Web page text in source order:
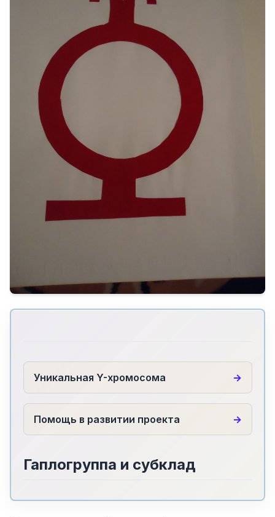
Уникальная Y-хромосома
Помощь в развитии проекта
Гаплогруппа и субклад